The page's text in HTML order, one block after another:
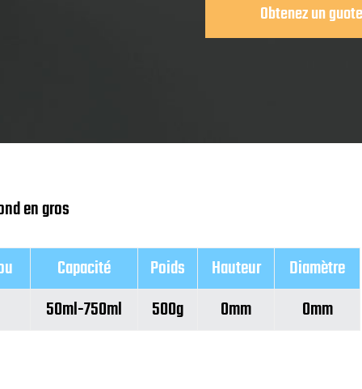
Obtenez un guote
en gros
Capacité Poids Hauteur
Diamètre
50ml-750ml
500g 0mm 0mm